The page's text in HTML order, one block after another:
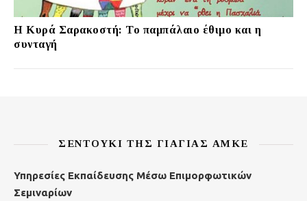
Η Κυρά Σαρακοστή: Το παμπάλαιο έθιμο και η
συνταγή
ΣΕΝΤΟΎΚΙ ΤΗΣ ΓΙΑΓΙΆΣ ΑΜΚΕ
Υπηρεσίες Εκπαίδευσης Μέσω Επιμορφωτικών
Σεμιναρίων